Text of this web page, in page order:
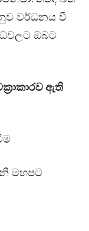
වර්ධනය වී
ඔබට
ඇති
මහපට